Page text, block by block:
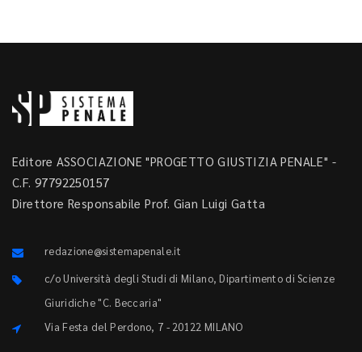
Editore ASSOCIAZIONE "PROGETTO GIUSTIZIA PENALE" -
C.F. 97792250157
Direttore Responsabile Prof. Gian Luigi Gatta
redazione@sistemapenale.it
c/o Università degli Studi di Milano, Dipartimento di Scienze
Giuridiche "C. Beccaria"
Via Festa del Perdono, 7 - 20122 MILANO